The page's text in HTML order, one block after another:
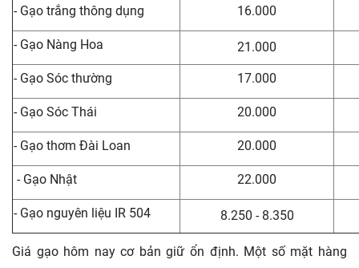
- Gạo trắng thông dụng 16.000
- Gạo Nàng Hoa 21.000
- Gạo Sóc thường 17.000
- Gạo Sóc Thái 20.000
- Gạo thơm Đài Loan 20.000
- Gạo Nhật 22.000
- Gạo nguyên liệu IR 504 8.250 - 8.350
Giá gạo hôm nay cơ bản giữ ổn định. Một số mặt hàng